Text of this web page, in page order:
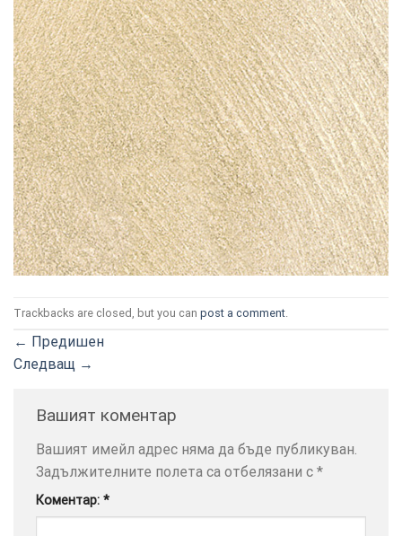
Trackbacks are closed, but you can post a comment
← Предишен
Следващ →
Вашият коментар
Вашият имейл адрес няма да бъде публикуван.
Задължителните полета са отбелязани с *
Коментар: *
× ТОЗИ
САЙТ
ИЗПОЛЗВА
ПОВЕЧЕ
ИНФОРМАЦИЯ
МОЖЕТЕ
НАМЕРИТЕ
УСЛУГИ